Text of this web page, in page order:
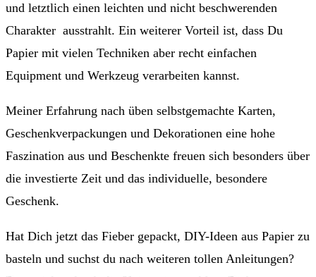
und letztlich einen leichten und nicht beschwerenden
Charakter ausstrahlt. Ein weiterer Vorteil ist, dass Du
Papier mit vielen Techniken aber recht einfachen
Equipment und Werkzeug verarbeiten kannst.
Meiner Erfahrung nach üben selbstgemachte Karten,
Geschenkverpackungen und Dekorationen eine hohe
Faszination aus und Beschenkte freuen sich besonders über
die investierte Zeit und das individuelle, besondere
Geschenk.
Hat Dich jetzt das Fieber gepackt, DIY-Ideen aus Papier zu
basteln und suchst du nach weiteren tollen Anleitungen?